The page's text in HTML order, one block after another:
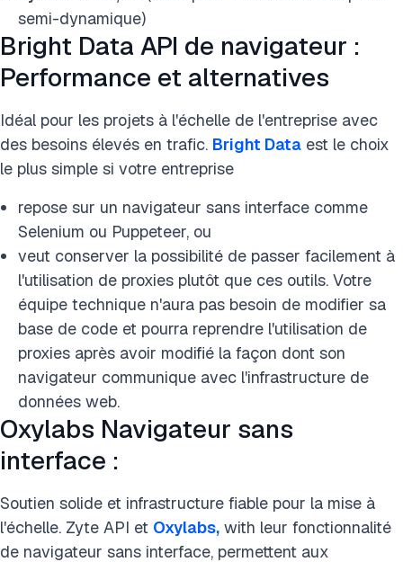
semi-dynamique)
Bright Data API de navigateur :
Performance et alternatives
Idéal pour les projets à l'échelle de l'entreprise avec
des besoins élevés en trafic. Bright Data est le choix
le plus simple si votre entreprise
repose sur un navigateur sans interface comme
Selenium ou Puppeteer, ou
veut conserver la possibilité de passer facilement à
l'utilisation de proxies plutôt que ces outils. Votre
équipe technique n'aura pas besoin de modifier sa
base de code et pourra reprendre l'utilisation de
proxies après avoir modifié la façon dont son
navigateur communique avec l'infrastructure de
données web.
Oxylabs Navigateur sans
interface :
Soutien solide et infrastructure fiable pour la mise à
l'échelle. Zyte API et Oxylabs, with leur fonctionnalité
de navigateur sans interface, permettent aux